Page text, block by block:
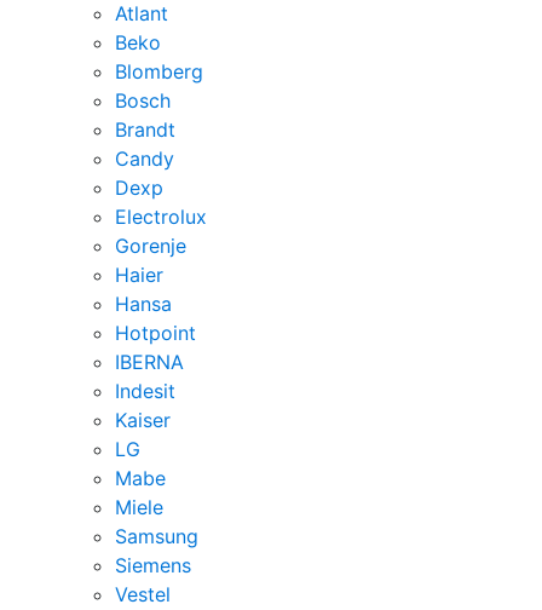
Atlant
Beko
Blomberg
Bosch
Brandt
Candy
Dexp
Electrolux
Gorenje
Haier
Hansa
Hotpoint
IBERNA
Indesit
Kaiser
LG
Mabe
Miele
Samsung
Siemens
Vestel